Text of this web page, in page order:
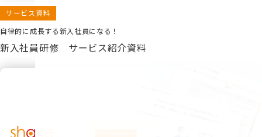
サービス資料
自律的に成長する新入社員になる！
新入社員研修 サービス紹介資料